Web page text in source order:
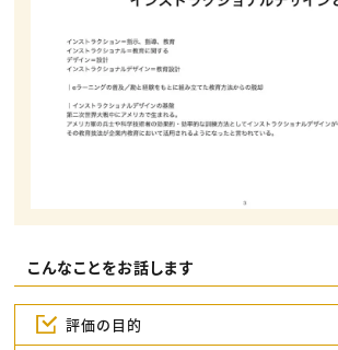
こんなことをお話します
評価の目的